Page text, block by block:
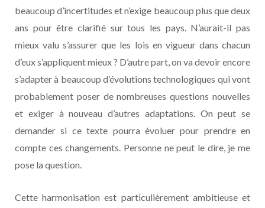
beaucoup d’incertitudes et n’exige beaucoup plus que deux
ans pour être clarifié sur tous les pays. N’aurait-il pas
mieux valu s’assurer que les lois en vigueur dans chacun
d’eux s’appliquent mieux ? D’autre part, on va devoir encore
s’adapter à beaucoup d’évolutions technologiques qui vont
probablement poser de nombreuses questions nouvelles
et exiger à nouveau d’autres adaptations. On peut se
demander si ce texte pourra évoluer pour prendre en
compte ces changements. Personne ne peut le dire, je me
pose la question.
Cette harmonisation est particulièrement ambitieuse et